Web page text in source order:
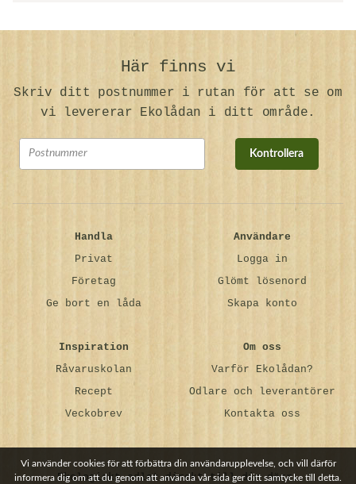
Här finns vi
Skriv ditt postnummer i rutan för att se om
vi levererar Ekolådan i ditt område.
Kontrollera
Handla
Privat
Företag
Ge bort en låda
Användare
Logga in
Glömt lösenord
Skapa konto
Inspiration
Råvaruskolan
Recept
Veckobrev
Om oss
Varför Ekolådan?
Odlare och leverantörer
Kontakta oss
Ekologiskt odlat direkt till din dörr.
Vi använder cookies för att förbättra din användarupplevelse, och vill därför
informera dig om att du genom att använda vår sida ger ditt samtycke till detta.